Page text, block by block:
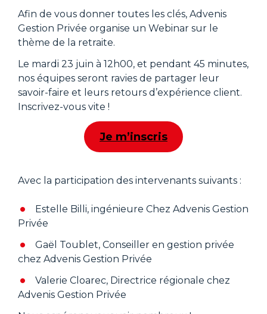
Afin de vous donner toutes les clés, Advenis
Gestion Privée organise un Webinar sur le
thème de la retraite.
Le mardi 23 juin à 12h00, et pendant 45 minutes,
nos équipes seront ravies de partager leur
savoir-faire et leurs retours d’expérience client.
Inscrivez-vous vite !
Je m’inscris
Avec la participation des intervenants suivants :
Estelle Billi, ingénieure Chez Advenis Gestion
Privée
Gaël Toublet, Conseiller en gestion privée
chez Advenis Gestion Privée
Valerie Cloarec, Directrice régionale chez
Advenis Gestion Privée